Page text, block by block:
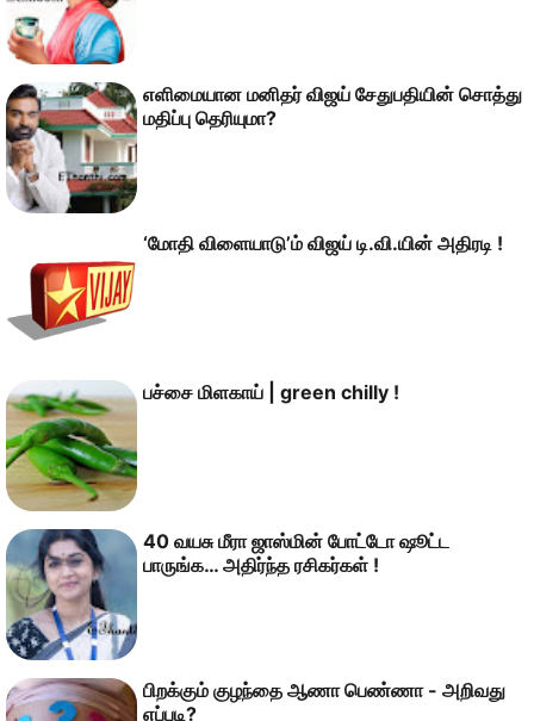
எளிமையான மனிதர் விஜய் சேதுபதியின் சொத்து
மதிப்பு தெரியுமா?
‘மோதி விளையாடு’ம் விஜய் டி.வி.யின் அதிரடி !
பச்சை மிளகாய் | green chilly !
40 வயசு மீரா ஜாஸ்மின் போட்டோ ஷூட்ட
பாருங்க… அதிர்ந்த ரசிகர்கள் !
பிறக்கும் குழந்தை ஆணா பெண்ணா - அறிவது
எப்படி?